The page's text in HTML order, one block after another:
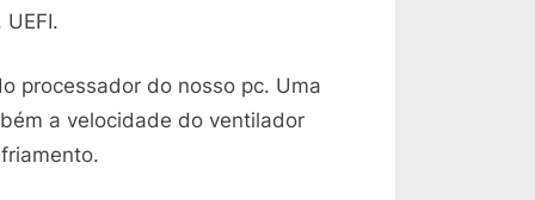
processador do nosso pc. Uma
a velocidade do ventilador